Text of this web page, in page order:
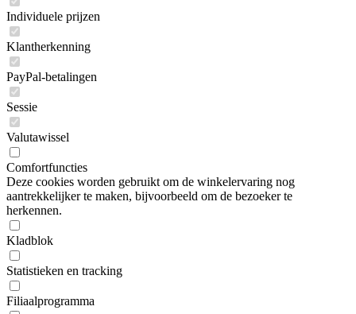
Individuele prijzen
Klantherkenning
PayPal-betalingen
Sessie
Valutawissel
Comfortfuncties
Deze cookies worden gebruikt om de winkelervaring nog
aantrekkelijker te maken, bijvoorbeeld om de bezoeker te
herkennen.
Kladblok
Statistieken en tracking
Filiaalprogramma